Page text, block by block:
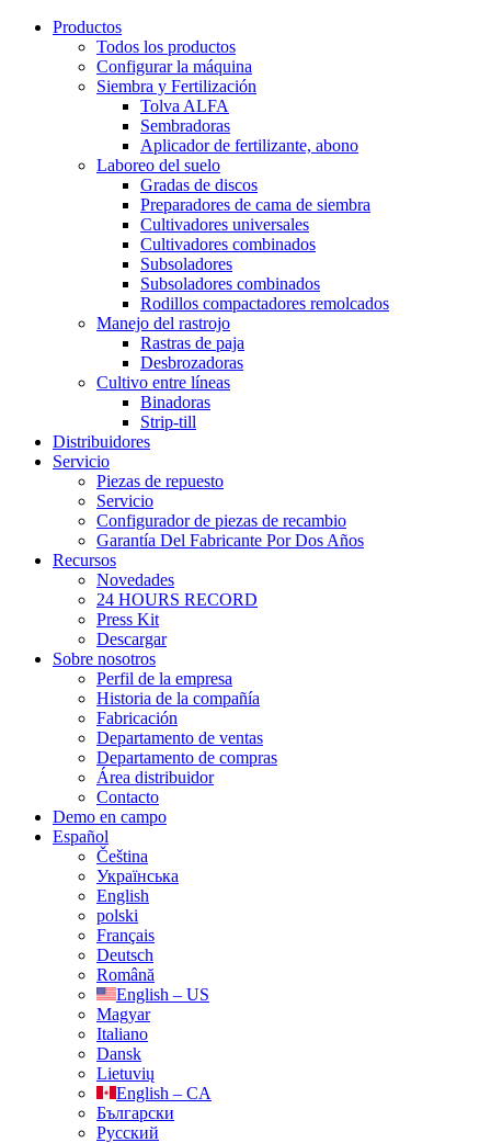
Productos
Todos los productos
Configurar la máquina
Siembra y Fertilización
Tolva ALFA
Sembradoras
Aplicador de fertilizante, abono
Laboreo del suelo
Gradas de discos
Preparadores de cama de siembra
Cultivadores universales
Cultivadores combinados
Subsoladores
Subsoladores combinados
Rodillos compactadores remolcados
Manejo del rastrojo
Rastras de paja
Desbrozadoras
Cultivo entre líneas
Binadoras
Strip-till
Distribuidores
Servicio
Piezas de repuesto
Servicio
Configurador de piezas de recambio
Garantía Del Fabricante Por Dos Años
Recursos
Novedades
24 HOURS RECORD
Press Kit
Descargar
Sobre nosotros
Perfil de la empresa
Historia de la compañía
Fabricación
Departamento de ventas
Departamento de compras
Área distribuidor
Contacto
Demo en campo
Español
Čeština
Українська
English
polski
Français
Deutsch
Română
English – US
Magyar
Italiano
Dansk
Lietuvių
English – CA
Български
Русский